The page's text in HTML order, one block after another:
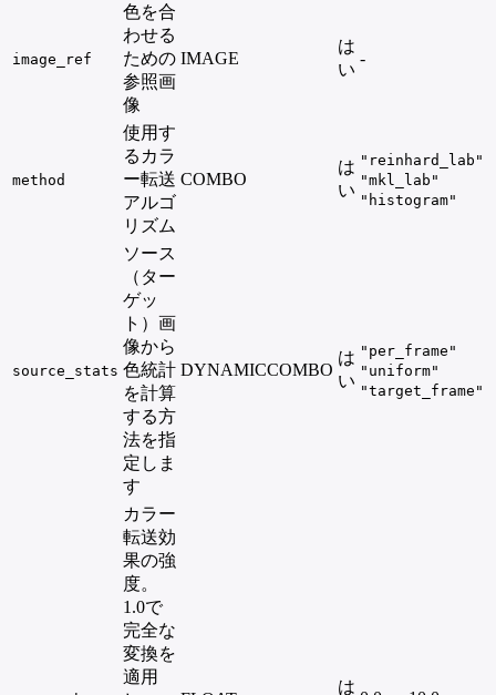
image_ref
色を合
わせる
ための
参照画
像
IMAGE
は
い
-
method
使用す
るカラ
ー転送
アルゴ
リズム
COMBO
は
い
"reinhard_lab"
"mkl_lab"
"histogram"
source_stats
ソース
（ター
ゲッ
ト）画
像から
色統計
を計算
する方
法を指
定しま
す
DYNAMICCOMBO
は
い
"per_frame"
"uniform"
"target_frame"
カラー
転送効
果の強
度。
1.0で
完全な
変換を
適用
は